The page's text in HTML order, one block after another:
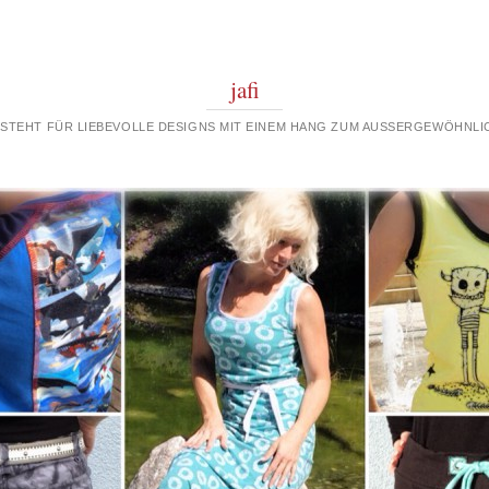
jafi
FÜR LIEBEVOLLE DESIGNS MIT EINEM HANG ZUM